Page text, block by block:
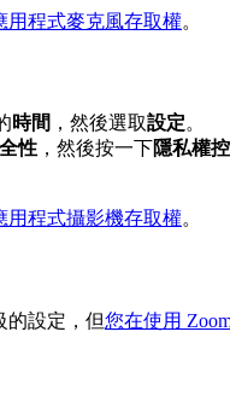
用程式麥克風存取權。
時間 ，然後選取設定。
性 ，然後按一下隱私權
用程式攝影機存取權。
的設定，但您在使用